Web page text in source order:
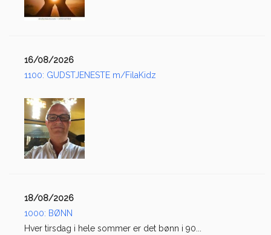
16/08/2026
1100: GUDSTJENESTE m/FilaKidz
18/08/2026
1000: BØNN
Hver tirsdag i hele sommer er det bønn i 90...